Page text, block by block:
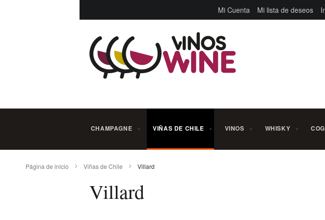
Mi Cuenta Mi lista de deseos
al
CHAMPAGNE VIÑAS DE CHILE VINOS WHISKY
Página de inicio Viñas de Chile Villard
Villard